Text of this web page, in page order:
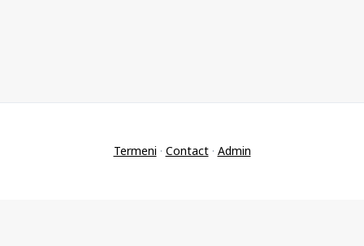
Termeni · Contact· Admin